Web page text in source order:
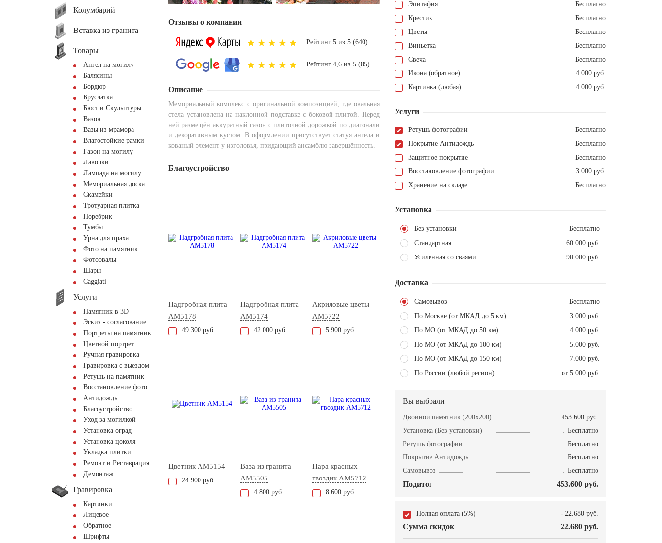
Колумбарий
Вставка из гранита
Товары
Ангел на могилу
Балясины
Бордюр
Брусчатка
Бюст и Скульптуры
Вазон
Вазы из мрамора
Влагостойкие рамки
Газон на могилу
Лавочки
Лампада на могилу
Мемориальная доска
Скамейки
Тротуарная плитка
Поребрик
Тумбы
Урна для праха
Фото на памятник
Фотоовалы
Шары
Сaggiati
Услуги
Памятник в 3D
Эскиз - согласование
Портреты на памятник
Цветной портрет
Ручная гравировка
Гравировка с выездом
Ретушь на памятник
Восстановление фото
Антидождь
Благоустройство
Уход за могилкой
Установка оград
Установка цоколя
Укладка плитки
Ремонт и Реставрация
Демонтаж
Гравировка
Картинки
Лицевое
Обратное
Шрифты
Отзывы о компании
Рейтинг 5 из 5 (640)
Рейтинг 4,6 из 5 (85)
Описание
Мемориальный комплекс с оригинальной композицией, где овальная
стела установлена на наклонной подставке с боковой плитой. Перед
ней размещён аккуратный газон с плиточной дорожкой по диагонали
и декоративным кустом. В оформлении присутствует статуя ангела и
кованый элемент у изголовья, придающий ансамблю завершённость.
Благоустройство
Надгробная плита
AM5178
49.300 руб.
Надгробная плита
AM5174
42.000 руб.
Акриловые цветы
AM5722
5.900 руб.
Цветник AM5154
24.900 руб.
Ваза из гранита
AM5505
4.800 руб.
Пара красных
гвоздик AM5712
8.600 руб.
Эпитафия
Бесплатно
Крестик
Бесплатно
Цветы
Бесплатно
Виньетка
Бесплатно
Свеча
Бесплатно
Икона (обратное)
4.000 руб.
Картинка (любая)
4.000 руб.
Услуги
Ретушь фотографии
Бесплатно
Покрытие Антидождь
Бесплатно
Защитное покрытие
Бесплатно
Восстановление фотографии
3.000 руб.
Хранение на складе
Бесплатно
Установка
Без установки
Бесплатно
Стандартная
60.000 руб.
Усиленная со сваями
90.000 руб.
Доставка
Самовывоз
Бесплатно
По Москве (от МКАД до 5 км)
3.000 руб.
По МО (от МКАД до 50 км)
4.000 руб.
По МО (от МКАД до 100 км)
5.000 руб.
По МО (от МКАД до 150 км)
7.000 руб.
По России (любой регион)
от 5.000 руб.
Вы выбрали
Двойной памятник (200x200)
453.600 руб.
Установка (Без установки)
Бесплатно
Ретушь фотографии
Бесплатно
Покрытие Антидождь
Бесплатно
Самовывоз
Бесплатно
Подитог 453.600 руб.
Полная оплата (5%) - 22.680 руб.
Сумма скидок 22.680 руб.